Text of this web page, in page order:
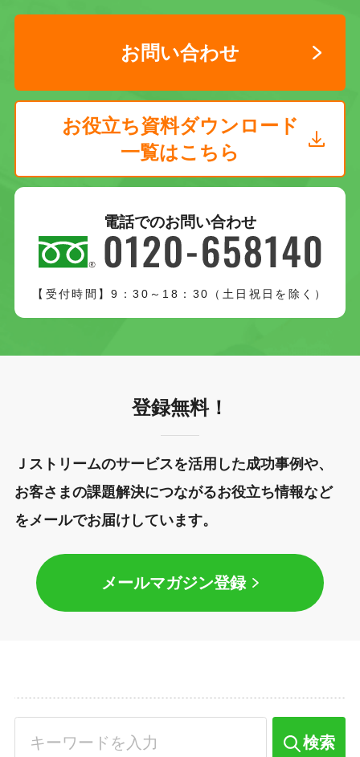
お問い合わせ
お役立ち資料ダウンロード
一覧はこちら
電話でのお問い合わせ
【受付時間】9：30～18：30（土日祝日を除く）
登録無料！
Ｊストリームのサービスを活用した成功事例や、
お客さまの課題解決につながるお役立ち情報など
をメールでお届けしています。
メールマガジン登録
検索